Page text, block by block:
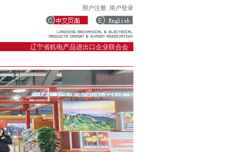
用户注册 用户登录
辽宁省机电产品进出口企业联合会